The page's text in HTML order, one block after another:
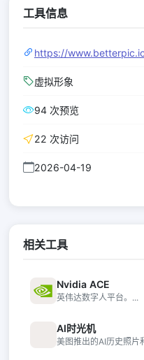
工具信息
https://
虚拟形象
94 次预览
22 次访问
2026-04-19
相关工具
Nvidia ACE
英伟达数字人平台。...
AI时光机
美图推出的AI历史照片